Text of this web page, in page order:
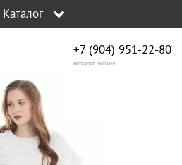
Каталог
+7 (904) 951‑22‑80
интернет-магазин